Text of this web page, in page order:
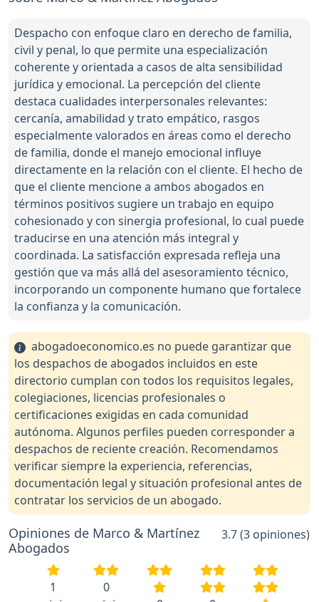
Despacho con enfoque claro en derecho de familia,
civil y penal, lo que permite una especialización
coherente y orientada a casos de alta sensibilidad
jurídica y emocional. La percepción del cliente
destaca cualidades interpersonales relevantes:
cercanía, amabilidad y trato empático, rasgos
especialmente valorados en áreas como el derecho
de familia, donde el manejo emocional influye
directamente en la relación con el cliente. El hecho de
que el cliente mencione a ambos abogados en
términos positivos sugiere un trabajo en equipo
cohesionado y con sinergia profesional, lo cual puede
traducirse en una atención más integral y
coordinada. La satisfacción expresada refleja una
gestión que va más allá del asesoramiento técnico,
incorporando un componente humano que fortalece
la confianza y la comunicación.
abogadoeconomico.es no puede garantizar que
los despachos de abogados incluidos en este
directorio cumplan con todos los requisitos legales,
colegiaciones, licencias profesionales o
certificaciones exigidas en cada comunidad
autónoma. Algunos perfiles pueden corresponder a
despachos de reciente creación. Recomendamos
verificar siempre la experiencia, referencias,
documentación legal y situación profesional antes de
contratar los servicios de un abogado.
Opiniones de Marco & Martínez
Abogados
3.7 (3 opiniones)
1
0